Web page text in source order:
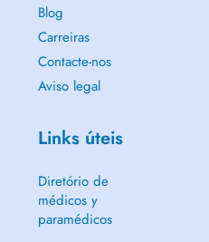
Blog
Carreiras
Contacte-nos
Aviso legal
Links úteis
Diretório de
médicos y
paramédicos